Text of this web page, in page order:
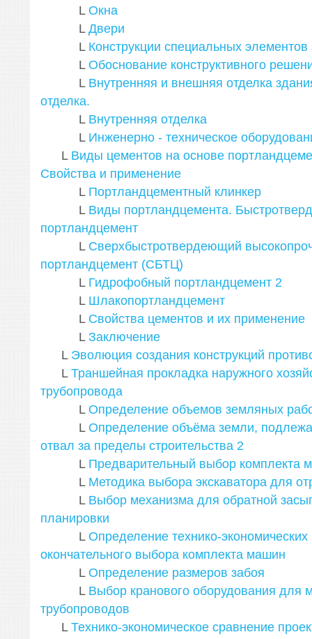
L Окна
L Двери
L Конструкции специальных элементов
L Обоснование конструктивного
L Внутренняя и внешняя отделка
отделка.
L Внутренняя отделка
L Инженерно - техническое
L Виды цементов на основе
Свойства и применение
L Портландцементный клинкер
L Виды портландцемента.
портландцемент
L Сверхбыстротвердеющий
портландцемент (СБТЦ)
L Гидрофобный портландцемент 2
L Шлакопортландцемент
L Cвойства цементов и их применение
L Заключение
L Эволюция создания конструкций
L Траншейная прокладка наружного
трубопровода
L Определение объемов земляных
L Определение объёма земли,
отвал за пределы строительства 2
L Предварительный выбор комплекта
L Методика выбора экскаватора для
L Выбор механизма для обратной
планировки
L Определение технико-экономических
окончательного выбора комплекта машин
L Определение размеров забоя
L Выбор кранового оборудования для
трубопроводов
L Технико-экономическое сравнение